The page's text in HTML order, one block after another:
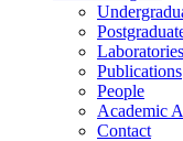
Laboratories
Publications
People
Academic
Contact